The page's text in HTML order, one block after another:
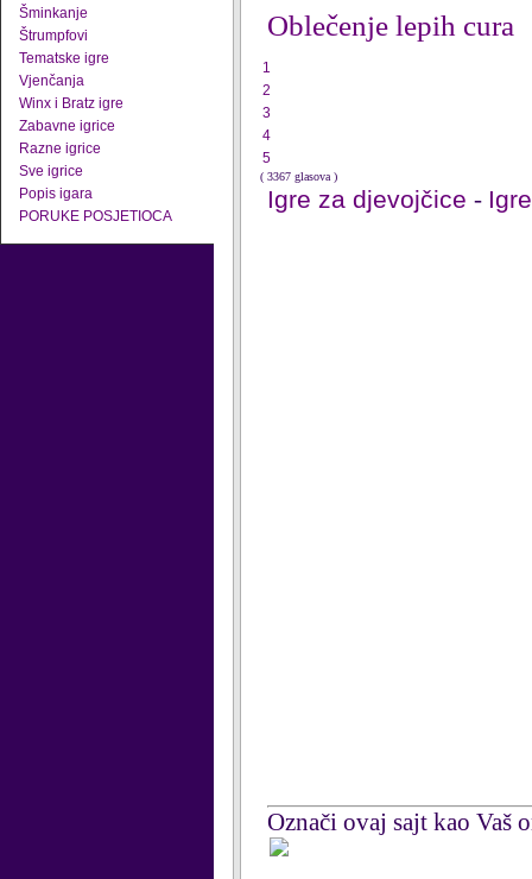
Šminkanje
Štrumpfovi
Tematske igre
Vjenčanja
Winx i Bratz igre
Zabavne igrice
Razne igrice
Sve igrice
Popis igara
PORUKE POSJETIOCA
Oblečenje lepih cura
1
2
3
4
5
( 3367 glasova )
Igre za djevojčice -
Označi ovaj sajt kao Vaš